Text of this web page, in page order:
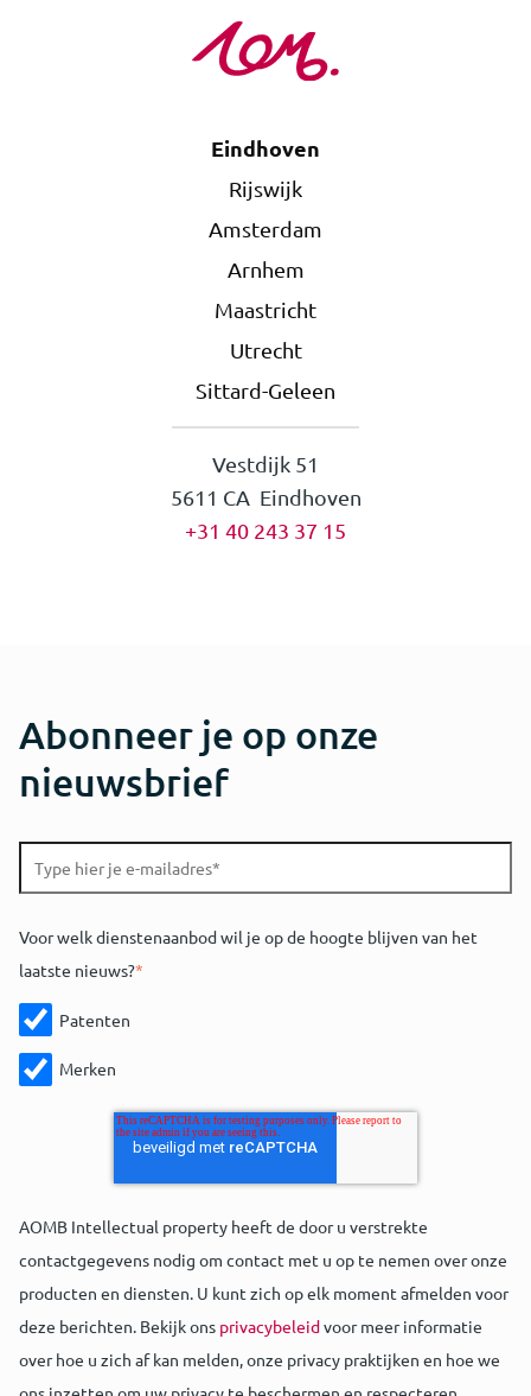
Eindhoven
Rijswijk
Amsterdam
Arnhem
Maastricht
Utrecht
Sittard-Geleen
Vestdijk 51
5611 CA Eindhoven
+31 40 243 37 15
Abonneer je op onze
nieuwsbrief
Voor welk dienstenaanbod wil je op de hoogte blijven van het
laatste nieuws?*
Patenten
Merken
AOMB Intellectual property heeft de door u verstrekte
contactgegevens nodig om contact met u op te nemen over onze
producten en diensten. U kunt zich op elk moment afmelden voor
deze berichten. Bekijk ons privacybeleidvoor meer informatie
over hoe u zich af kan melden, onze privacy praktijken en hoe we